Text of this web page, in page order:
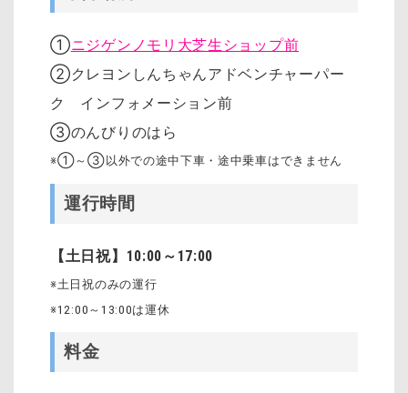
①ニジゲンノモリ大芝生ショップ前
②クレヨンしんちゃんアドベンチャーパー
ク インフォメーション前
③のんびりのはら
※①～③以外での途中下車・途中乗車はできません
運行時間
【土日祝】10:00～17:00
※土日祝のみの運行
※12:00～13:00は運休
料金